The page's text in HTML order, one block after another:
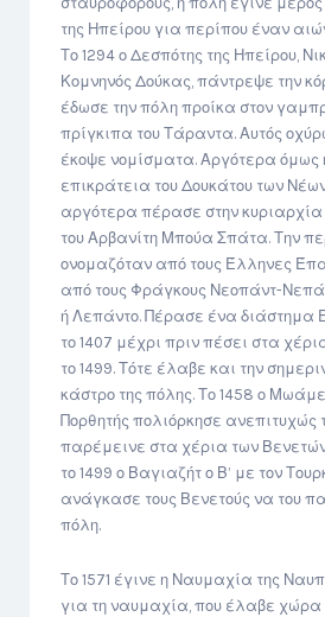
της Ηπείρου για περίπου έναν
Το 1294 ο Δεσπότης της Ηπείρου,
Κομνηνός Δούκας, πάντρεψε την
έδωσε την πόλη προίκα στον
πρίγκιπα του Τάραντα. Αυτός
έκοψε νομίσματα. Αργότερα όμως
επικράτεια του Δουκάτου των
αργότερα πέρασε στην κυριαρχία
του Αρβανίτη Μπούα Σπάτα. Την
ονομαζόταν από τους Έλληνες
από τους Φράγκους Νεοπάντ-
ή Λεπάντο. Πέρασε ένα διάστημα
το 1407 μέχρι πριν πέσει στα
το 1499. Τότε έλαβε και την
κάστρο της πόλης. Το 1458 ο
Πορθητής πολιόρκησε ανεπιτυχώς
παρέμεινε στα χέρια των
το 1499 ο Βαγιαζήτ ο Β’ με τον
ανάγκασε τους Βενετούς να του
πόλη.
Το 1571 έγινε η Ναυμαχία της
για τη ναυμαχία, που έλαβε χώρα